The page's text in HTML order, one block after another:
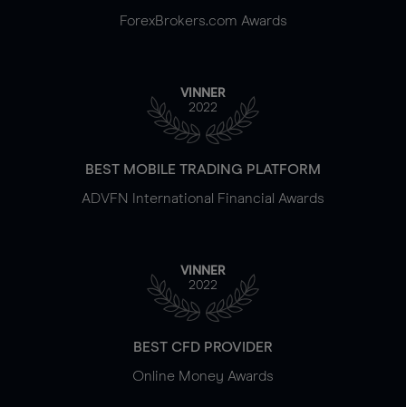
ForexBrokers.com Awards
VINNER
2022
BEST MOBILE TRADING PLATFORM
ADVFN International Financial Awards
VINNER
2022
BEST CFD PROVIDER
Online Money Awards